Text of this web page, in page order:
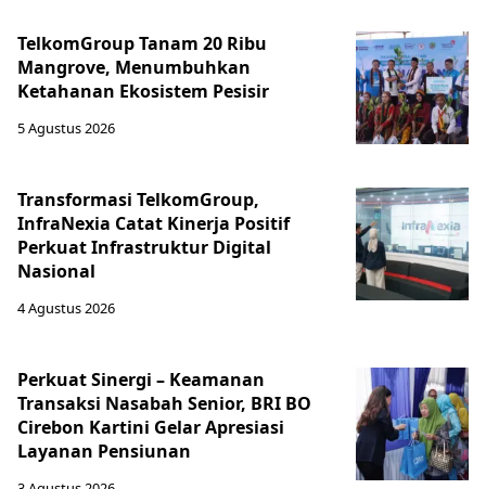
TelkomGroup Tanam 20 Ribu
Mangrove, Menumbuhkan
Ketahanan Ekosistem Pesisir
5 Agustus 2026
Transformasi TelkomGroup,
InfraNexia Catat Kinerja Positif
Perkuat Infrastruktur Digital
Nasional
4 Agustus 2026
Perkuat Sinergi – Keamanan
Transaksi Nasabah Senior, BRI BO
Cirebon Kartini Gelar Apresiasi
Layanan Pensiunan